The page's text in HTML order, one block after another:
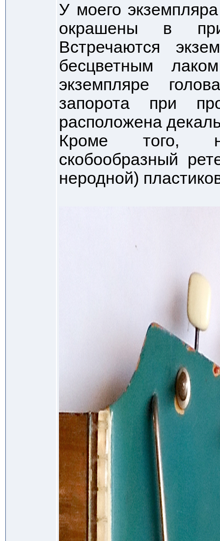
У моего
окрашены в
Встречаются
бесцветным
экземпляре
запорота при
расположена
Кроме того,
скобообразный
неродной)